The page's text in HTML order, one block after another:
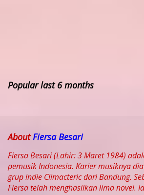
Popular last 6 months
AboutFiersa Besari
Fiersa Besari (Lahir: 3 Maret 1984)
pemusik Indonesia. Karier musiknya
grup indie Climacteric dari Bandung.
Fiersa telah menghasilkan lima novel.